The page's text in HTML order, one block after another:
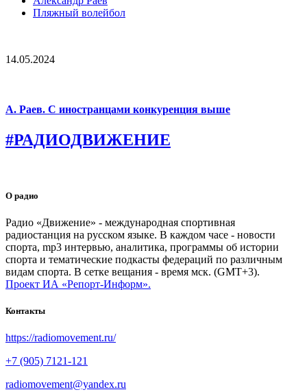
Пляжный волейбол
14.05.2024
А. Раев. С иностранцами конкуренция выше
#РАДИОДВИЖЕНИЕ
О радио
Радио «Движение» - международная спортивная
радиостанция на русском языке. В каждом часе - новости
спорта, mp3 интервью, аналитика, программы об истории
спорта и тематические подкасты федераций по различным
видам спорта. В сетке вещания - время мск. (GMT+3).
Проект ИА «Репорт-Информ».
Контакты
https://radiomovement.ru/
+7 (905) 7121-121
radiomovement@yandex.ru